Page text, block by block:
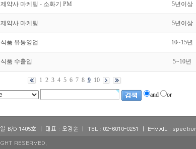
제약사 마케팅 - 소화기 PM 5년이상
제약사 마케팅 5년이상
식품 유통영업 10~15년
식품 수출입 5~10년
1 2 3 4 5 6 7 8 9 10
and or